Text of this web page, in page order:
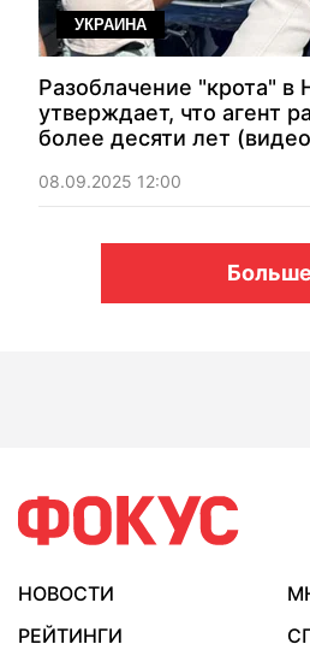
УКРАИНА
Разоблачение "крота"
утверждает, что агент
более десяти лет
08.09.2025 12:00
Больше
НОВОСТИ
РЕЙТИНГИ